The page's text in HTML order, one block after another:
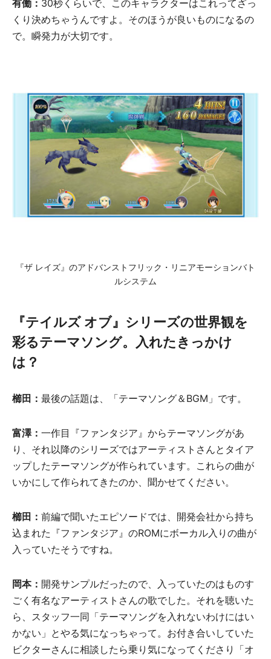
有働： 30秒くらいで、このキャラクターはこれってざっ
くり決めちゃうんですよ。そのほうが良いものになるの
で。瞬発力が大切です。
『ザ レイズ』のアドバンストフリック・リニアモーションバト
ルシステム
『テイルズ オブ』シリーズの世界観を
彩るテーマソング。入れたきっかけ
は？
櫛田： 最後の話題は、「テーマソング＆BGM」です。
富澤： 一作目『ファンタジア』からテーマソングがあ
り、それ以降のシリーズではアーティストさんとタイア
ップしたテーマソングが作られています。これらの曲が
いかにして作られてきたのか、聞かせてください。
櫛田： 前編で聞いたエピソードでは、開発会社から持ち
込まれた『ファンタジア』のROMにボーカル入りの曲が
入っていたそうですね。
岡本： 開発サンプルだったので、入っていたのはものす
ごく有名なアーティストさんの歌でした。それを聴いた
ら、スタッフ一同「テーマソングを入れないわけにはい
かない」とやる気になっちゃって。お付き合いしていた
ビクターさんに相談したら乗り気になってくださり「オ